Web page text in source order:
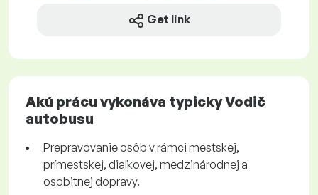
Get link
Akú prácu vykonáva typicky Vodič
autobusu
Prepravovanie osôb v rámci mestskej,
prímestskej, diaľkovej, medzinárodnej a
osobitnej dopravy.